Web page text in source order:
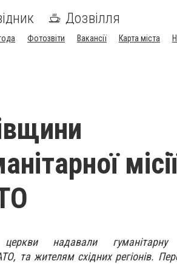
Дозвілля
Фотозвіти Вакансії Карта міста
церкви надавали гуманітарну
та жителям східних регіонів.